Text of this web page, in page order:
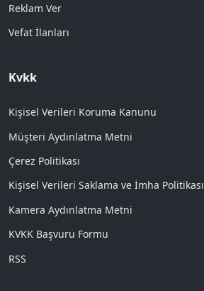
Reklam Ver
Vefat İlanları
Kvkk
Kişisel Verileri Koruma Kanunu
Müşteri Aydınlatma Metni
Çerez Politikası
Kişisel Verileri Saklama ve İmha Politikası
Kamera Aydınlatma Metni
KVKK Başvuru Formu
RSS